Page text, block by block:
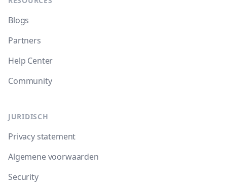
Blogs
Partners
Help Center
Community
JURIDISCH
Privacy statement
Algemene voorwaarden
Security